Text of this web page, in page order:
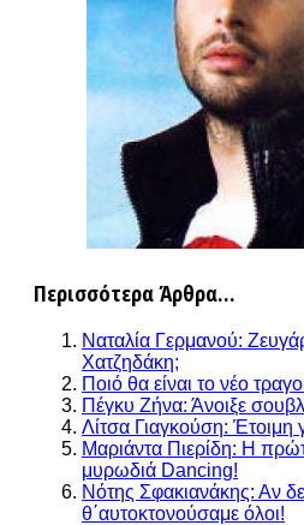
Περισσότερα Άρθρα...
Ναταλία Γερμανού:
Χατζηδάκη;
Ποιό θα είναι το νέο
Πέγκυ Ζήνα: Άνοιξε
Λίτσα Γιαγκούση: Έτοιμη
Μαριάντα Πιερίδη: Η
μυρωδιά Dancing!
Νότης Σφακιανάκης: Αν
θ΄αυτοκτονούσαμε όλοι!